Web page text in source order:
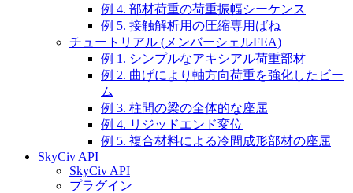
例 4. 部材荷重の荷重振幅シーケンス
例 5. 接触解析用の圧縮専用ばね
チュートリアル (メンバーシェルFEA)
例 1. シンプルなアキシアル荷重部材
例 2. 曲げにより軸方向荷重を強化したビー
ム
例 3. 柱間の梁の全体的な座屈
例 4. リジッドエンド変位
例 5. 複合材料による冷間成形部材の座屈
SkyCiv API
SkyCiv API
プラグイン